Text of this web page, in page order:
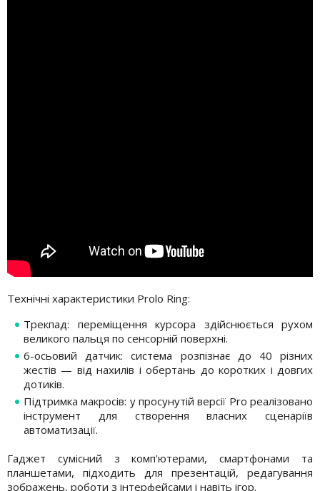
Технічні характеристики Prolo Ring:
Трекпад: переміщення курсора здійснюється рухом
великого пальця по сенсорній поверхні.
6-осьовий датчик: система розпізнає до 40 різних
жестів — від нахилів і обертань до коротких і довгих
дотиків.
Підтримка макросів: у просунутій версії Pro реалізовано
інструмент для створення власних сценаріїв
автоматизації.
Гаджет сумісний з комп'ютерами, смартфонами та
планшетами, підходить для презентацій, редагування
зображень, роботи з інтерфейсами і навіть ігор.